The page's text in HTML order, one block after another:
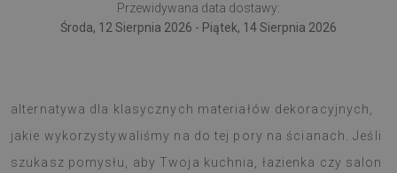
Przewidywana data dostawy:
Środa, 12 Sierpnia 2026 - Piątek, 14 Sierpnia 2026
alternatywa dla klasycznych materiałów dekoracyjnych,
jakie wykorzystywaliśmy na do tej pory na ścianach. Jeśli
szukasz pomysłu, aby Twoja kuchnia, łazienka czy salon